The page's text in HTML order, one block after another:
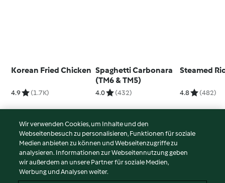
Korean Fried Chicken
4.9 (1.7K)
Spaghetti Carbonara
(TM6 & TM5)
4.0 (432)
Steamed
4.8 (482)
© Copyright 2026
Nutzungsbedingungen
Datenschutzrichtlinien
Wir verwenden Cookies, um Inhalte und den
Webseitenbesuch zu personalisieren, Funktionen für soziale
Medien anbieten zu können und Webseitenzugriffe zu
analysieren. Informationen zur Webseitennutzung geben
wir außerdem an unsere Partner für soziale Medien,
Werbung und Analysen weiter.